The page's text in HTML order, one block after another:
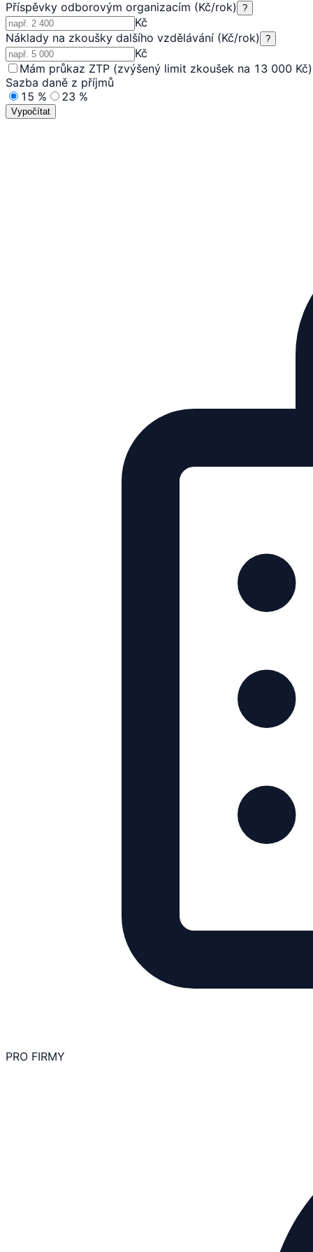
Příspěvky odborovým organizacím (Kč/rok) ?
Kč
Náklady na zkoušky dalšího vzdělávání (Kč/rok)
?
Kč
Mám průkaz ZTP (zvýšený limit zkoušek na 13 000 Kč)
Sazba daně z příjmů
15 %
23 %
Vypočítat
PRO FIRMY